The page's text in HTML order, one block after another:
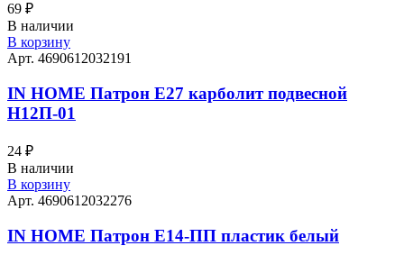
69 ₽
В наличии
В корзину
Арт. 4690612032191
IN HOME Патрон Е27 карболит подвесной
Н12П-01
24 ₽
В наличии
В корзину
Арт. 4690612032276
IN HOME Патрон Е14-ПП пластик белый